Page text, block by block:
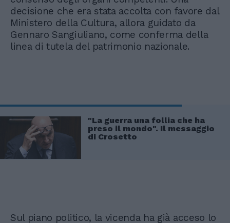
decisione che era stata accolta con favore dal
Ministero della Cultura, allora guidato da
Gennaro Sangiuliano, come conferma della
linea di tutela del patrimonio nazionale.
"La guerra una follia che ha
preso il mondo". Il messaggio
di Crosetto
Sul piano politico, la vicenda ha già acceso lo